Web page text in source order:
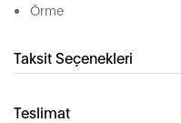
Örme
Taksit Seçenekleri
Teslimat